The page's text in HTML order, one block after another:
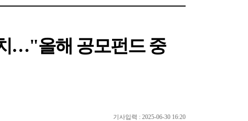
…"올해 공모펀드 중
기사입력 : 2025-06-30 16:20